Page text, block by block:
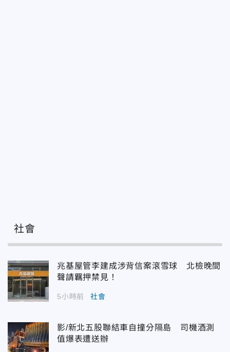
社會
兆基屋管李建成涉背信案滾雪球 北檢晚間
聲請羈押禁見！
5小時前 社會
影/新北五股聯結車自撞分隔島 司機酒測
值爆表遭送辦